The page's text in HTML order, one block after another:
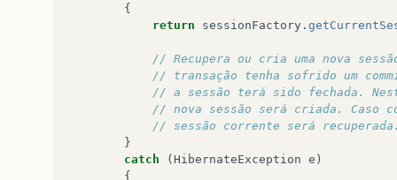
{
return
sessionFactory .
// Recupera ou cria uma nova
// transação tenha sofrido um
// a sessão terá sido fechada.
// nova sessão será criada. Caso
// sessão corrente será
}
catch
( HibernateException e )
{